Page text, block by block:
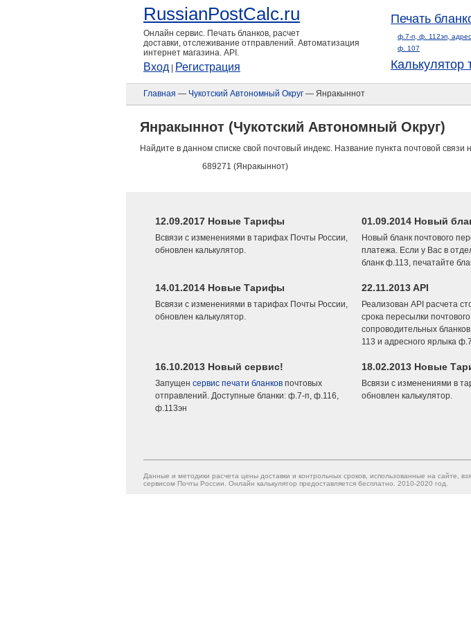
RussianPostCalc.ru
Онлайн сервис. Печать бланков, расчет
доставки, отслеживание отправлений. Автоматизация
интернет магазина. API.
Вход Регистрация
Печать
ф.7-п, ф. 112эп,
ф. 107
Калькулятор
Главная — Чукотский Автономный Округ — Янракыннот
Янракыннот (Чукотский Автономный Округ)
Найдите в данном списке свой почтовый индекс. Название пункта почтовой связи
689271 (Янракыннот)
12.09.2017 Новые Тарифы
Всвязи с изменениями в тарифах Почты России,
обновлен калькулятор.
01.09.2014 Новый
Новый бланк почтового
платежа. Если у Вас в
бланк ф.113, печатайте
14.01.2014 Новые Тарифы
Всвязи с изменениями в тарифах Почты России,
обновлен калькулятор.
22.11.2013 API
Реализован API расчета
срока пересылки
сопроводительных
113 и адресного ярлыка ф.7
16.10.2013 Новый сервис!
Запущен сервис печати бланков почтовых
отправлений. Доступные бланки: ф.7-п, ф.116,
ф.113эн
18.02.2013 Новые
Всвязи с изменениями в
обновлен калькулятор.
Данные и методики расчета цены доставки и контрольных сроков, использованные на сайте,
сервисом Почты России. Онлайн калькулятор предоставляется бесплатно. 2010-2020 год.